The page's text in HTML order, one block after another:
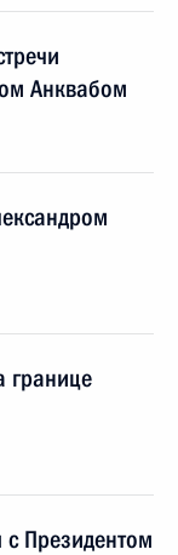
Анквабом
границе
с Президентом